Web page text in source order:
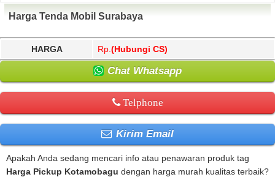
Harga Tenda Mobil Surabaya
HARGA Rp. (Hubungi CS)
Chat Whatsapp
Telphone
Kirim Email
Apakah Anda sedang mencari info atau penawaran produk tag
Harga Pickup Kotamobagu dengan harga murah kualitas terbaik?